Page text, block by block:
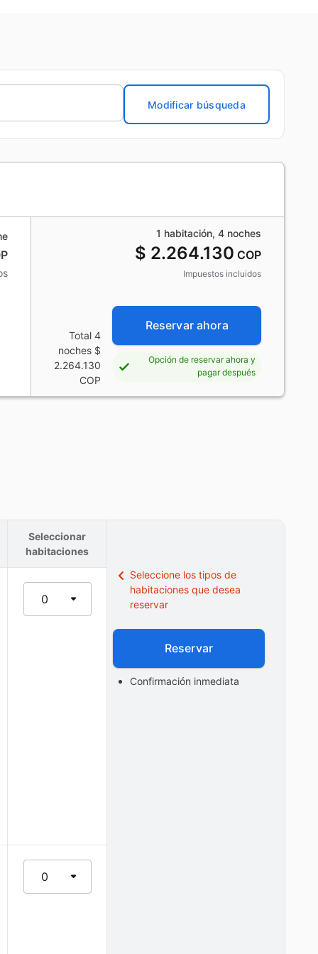
Modificar búsqueda
1 habitación, 4 noches
$ 2.264.130 COP
Impuestos incluidos
Total 4
noches $
2.264.130
COP
Reservar ahora
Opción de reservar ahora y
pagar después
Seleccionar
habitaciones
0
0
Seleccione los tipos de
habitaciones que desea
reservar
Reservar
Confirmación inmediata